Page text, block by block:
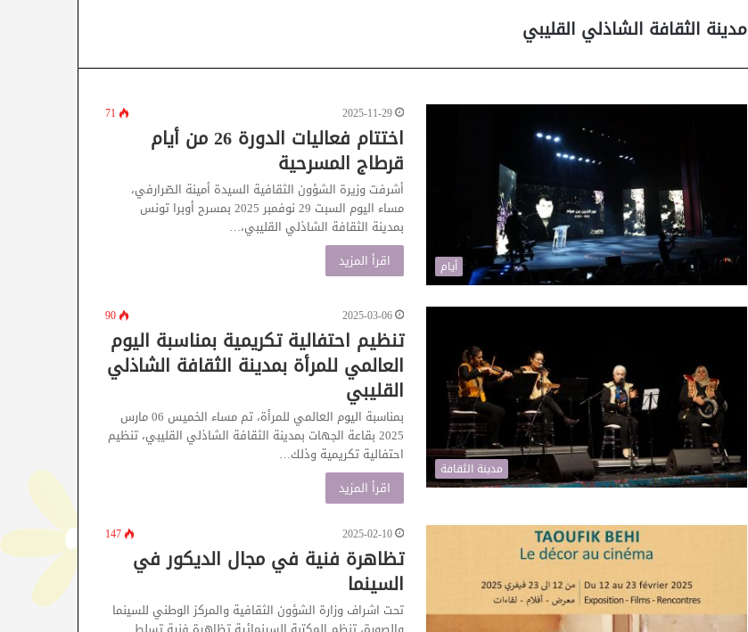
مدينة الثقافة الشاذلي القليبي
أيام
2025-11-29
71
اختتام فعاليات الدورة 26 من أيام
قرطاج المسرحية
أشرفت وزيرة الشؤون الثقافية السيدة أمينة الصّرارفي،
مساء اليوم السبت 29 نوفمبر 2025 بمسرح أوبرا تونس
بمدينة الثقافة الشاذلي القليبي،…
اقرأ المزيد
مدينة الثقافة
2025-03-06
90
تنظيم احتفالية تكريمية بمناسبة اليوم
العالمي للمرأة بمدينة الثقافة الشاذلي
القليبي
بمناسبة اليوم العالمي للمرأة، تم مساء الخميس 06 مارس
2025 بقاعة الجهات بمدينة الثقافة الشاذلي القليبي، تنظيم
احتفالية تكريمية وذلك…
اقرأ المزيد
2025-02-10
147
تظاهرة فنية في مجال الديكور في
السينما
تحت اشراف وزارة الشؤون الثقافية والمركز الوطني للسينما